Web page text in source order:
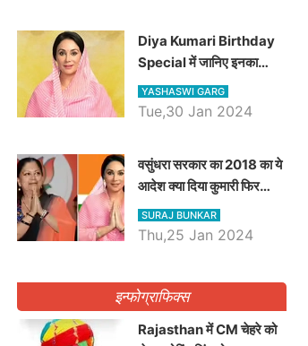
Diya Kumari Birthday
Special में जानिए इनका
राजकुमारी से राजस्थान की
डिप्टी सीएम बनने तक का सफर,
YASHASWI GARG
Tue,30 Jan 2024
वसुंधरा सरकार का 2018 का ये
आदेश क्या दिया कुमारी फिर
करेंगी लागू? कांग्रेस सरकार ने
किया था निरस्त
SURAJ BUNKAR
Thu,25 Jan 2024
इन्फोग्राफिक्स
Rajasthan में CM चेहरे को